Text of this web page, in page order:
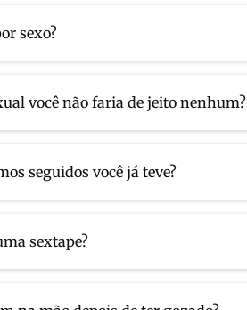
sexo?
você não faria de jeito nenhum?
seguidos você já teve?
sextape?